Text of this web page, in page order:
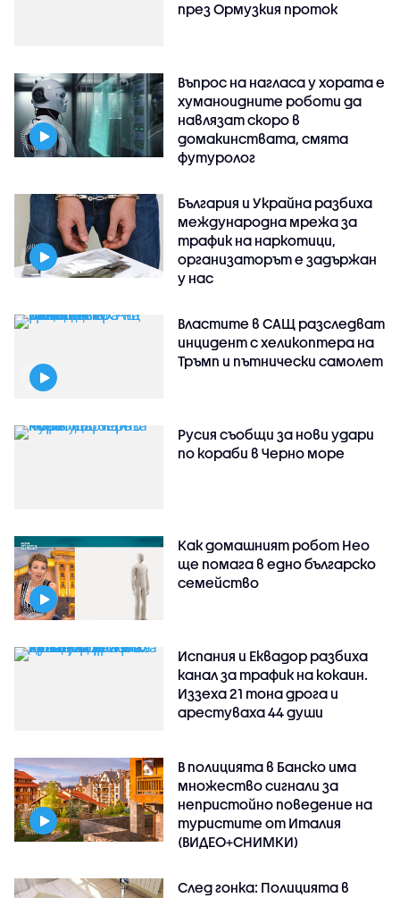
през Ормузкия проток
Въпрос на нагласа у хората е
хуманоидните роботи да
навлязат скоро в
домакинствата, смята
футуролог
България и Украйна разбиха
международна мрежа за
трафик на наркотици,
организаторът е задържан
у нас
Властите в САЩ разследват
инцидент с хеликоптера на
Тръмп и пътнически самолет
Русия съобщи за нови удари
по кораби в Черно море
Как домашният робот Нео
ще помага в едно българско
семейство
Испания и Еквадор разбиха
канал за трафик на кокаин.
Иззеха 21 тона дрога и
арестуваха 44 души
В полицията в Банско има
множество сигнали за
непристойно поведение на
туристите от Италия
(ВИДЕО+СНИМКИ)
След гонка: Полицията в